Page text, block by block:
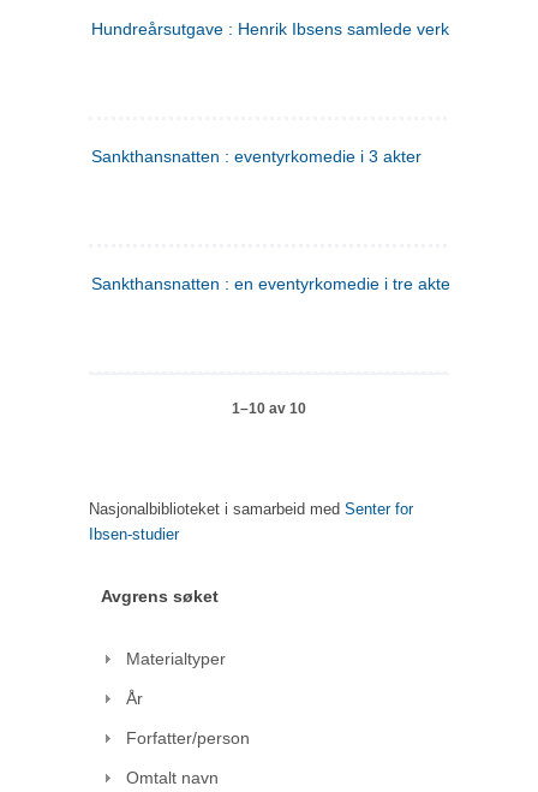
Hundreårsutgave : Henrik Ibsens samlede verker. 2
Sankthansnatten : eventyrkomedie i 3 akter
Sankthansnatten : en eventyrkomedie i tre akter
1–10 av 10
Nasjonalbiblioteket i samarbeid med Senter for
Ibsen-studier
Avgrens søket
Materialtyper
År
Forfatter/person
Omtalt navn